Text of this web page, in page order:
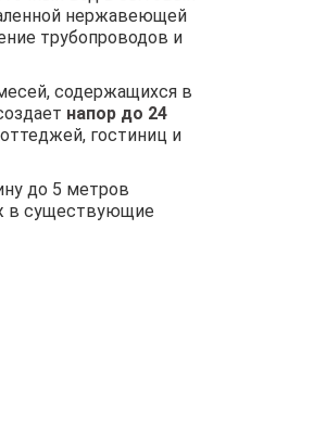
нержавеющей
трубопроводов и
содержащихся в
напор до 24
гостиниц и
до 5 метров
в существующие